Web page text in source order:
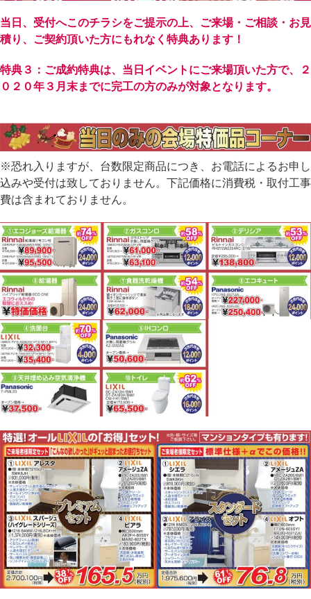
当日、受付へこのチラシをご提示の上、ご来場・ご相談・お見
積り、ご契約頂いた方にもれなく特典あります！
特典３：ご成約特典は、当日イベントにご来場頂いた方で、２
０２０年３月末までに完工の方のみが対象となります。
※恐れ入りますが、台数限定商品につき、お電話によるお申し
込みや受付は致しておりません。下記価格に消費税・取付工事
費は含まれておりません。